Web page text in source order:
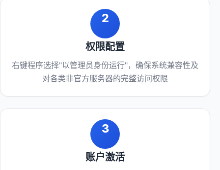
2
权限配置
右键程序选择"以管理员身份运行"，确保系统兼容性及
对各类非官方服务器的完整访问权限
3
账户激活